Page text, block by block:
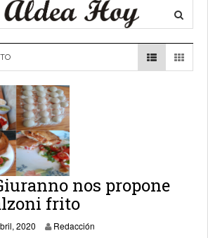
nos propone
frito
2020 20 abril, 2020
Redacción